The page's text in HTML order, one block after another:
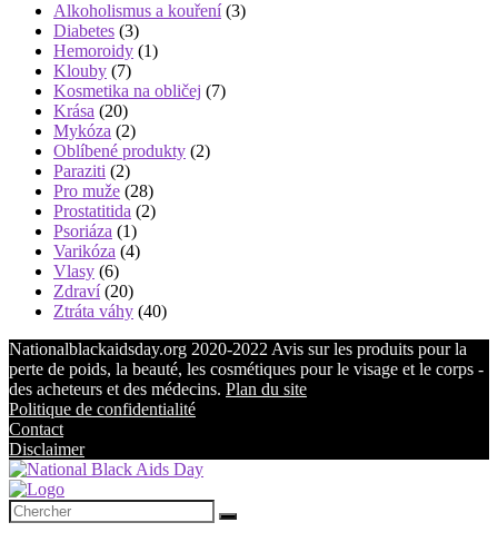
Alkoholismus a kouření(3)
Diabetes (3)
Hemoroidy (1)
Klouby (7)
Kosmetika na obličej (7)
Krása (20)
Mykóza (2)
Oblíbené produkty (2)
Paraziti (2)
Pro muže (28)
Prostatitida (2)
Psoriáza (1)
Varikóza (4)
Vlasy (6)
Zdraví(20)
Ztráta váhy (40)
Nationalblackaidsday.org 2020-2022 Avis sur les produits pour la
perte de poids, la beauté, les cosmétiques pour le visage et le corps -
des acheteurs et des médecins. Plan du site
Politique de confidentialité
Contact
Disclaimer